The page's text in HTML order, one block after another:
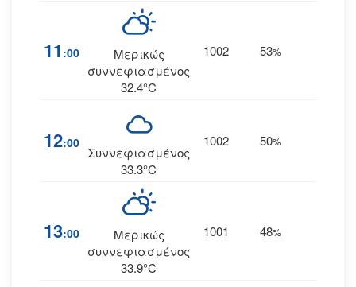
11 :00
Μερικώς
συννεφιασμένος
32.4°C
1002 53%
12:00
Συννεφιασμένος
33.3°C
1002 50%
13:00
Μερικώς
συννεφιασμένος
33.9°C
1001 48%